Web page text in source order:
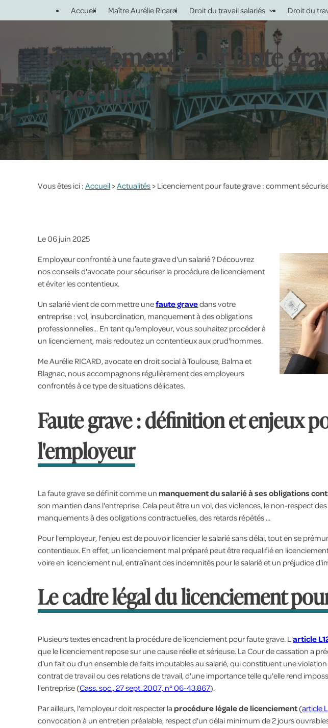
Accueil Maître Aurélie Ricard Droit du travail salariés Droit du
Licenciement pour faute
procédure ?
Vous êtes ici : Accueil >Actualités > Licenciement pour faute grave : comment
Le06 juin 2025
Employeur confronté à une faute grave d'un salarié ? Découvrez
nos conseils d'avocate pour sécuriser la procédure de licenciement
et éviter les contentieux.
Un salarié vient de commettre unefaute gravedans votre
entreprise : vol, insubordination, manquement à des obligations
professionnelles... En tant qu'employeur, vous souhaitez procéder à
un licenciement, mais redoutez un contentieux aux prud'hommes.
Me Aurélie RICARD, avocate en droit social à Toulouse, Balma et
Blagnac, nous accompagnons régulièrement des employeurs
confrontés à ce type de situations délicates.
Faute grave : définition et enjeux
l'employeur
La faute grave se définit comme unmanquement du salarié à ses obligations
son maintien dans l'entreprise. Cela peut être un vol, des violences, le non-respect
manquements à des obligations contractuelles, des retards répétés ...
Pour l'employeur, l'enjeu est de pouvoir licencier le salarié sans délai, tout en se
contentieux. En effet, un licenciement mal préparé peut être requalifié en
voire en licenciement nul, entraînant des indemnités pour le salarié et un préjudice
Le cadre légal du licenciement
Plusieurs textes encadrent la procédure de licenciement pour faute grave. L'article
que le licenciement repose sur une cause réelle et sérieuse. La Cour de cassation a
d'un fait ou d'un ensemble de faits imputables au salarié, qui constituent une
contrat de travail ou des relations de travail, d'une importance telle qu'elle rend
l'entreprise (Cass. soc., 27 sept. 2007, n° 06-43.867).
Par ailleurs, l'employeur doit respecter laprocédure légale de licenciement(article
convocation à un entretien préalable, respect d'un délai minimum de 2 jours
Panneau de gestion des cookies